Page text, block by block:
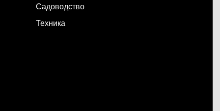
Садоводство
Техника